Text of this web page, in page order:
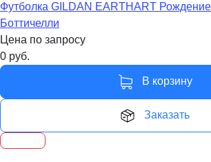
Футболка GILDAN EARTHART
Боттичелли
Цена по запросу
0 руб.
В корзину
Заказать